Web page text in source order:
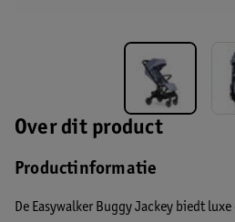
Over dit product
Productinformatie
De Easywalker Buggy Jackey biedt